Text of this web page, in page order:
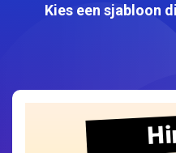
Kies een sjabloon